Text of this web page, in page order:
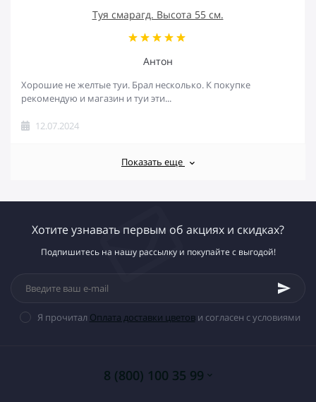
Туя смарагд. Высота 55 см.
Антон
Хорошие не желтые туи. Брал несколько. К покупке
рекомендую и магазин и туи эти...
12.07.2024
Показать еще
Хотите узнавать первым об акциях и скидках?
Подпишитесь на нашу рассылку и покупайте с выгодой!
Я прочитал Оплата доставки цветови согласен с условиями
8 (800) 100 35 99